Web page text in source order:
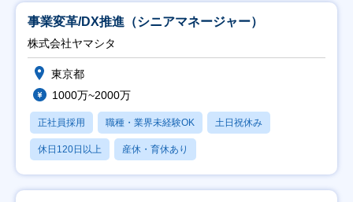
事業変革/DX推進（シニアマネージャー）
株式会社ヤマシタ
東京都
1000万~2000万
正社員採用 職種・業界未経験OK 土日祝休み
休日120日以上 産休・育休あり